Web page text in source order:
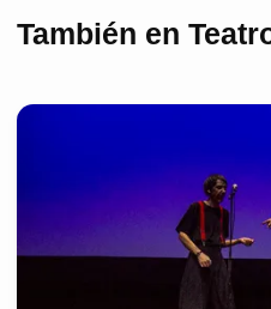
También en